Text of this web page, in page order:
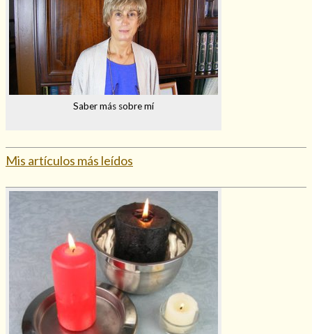
Saber más sobre mí
Mis artículos más leídos